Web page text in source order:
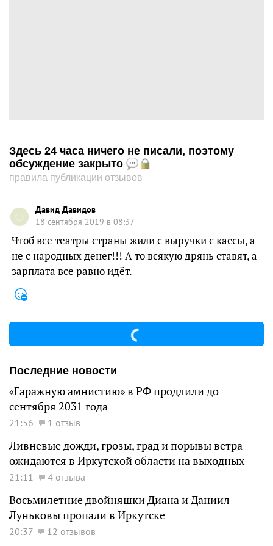
Здесь 24 часа ничего не писали, поэтому
обсуждение закрыто
правила публикации отзывов
Давид Давидов
18 сентября 2019 в 08:37
Чтоб все театры страны жили с выручки с кассы, а
не с народных денег!!! А то всякую дрянь ставят, а
зарплата все равно идёт.
Последние новости
«Гаражную амнистию» в РФ продлили до
сентября 2031 года
21:56 1 отзыв
Ливневые дожди, грозы, град и порывы ветра
ожидаются в Иркутской области на выходных
21:11 4 отзыва
Восьмилетние двойняшки Диана и Даниил
Луньковы пропали в Иркутске
20:37 12 отзывов